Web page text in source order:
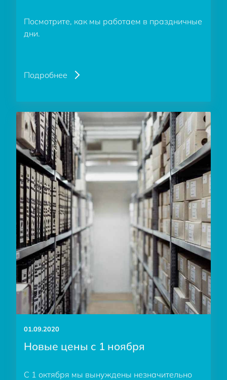
Посмотрите, как мы работаем в праздничные
дни.
Подробнее
01.09.2020
Новые цены с 1 ноября
С 1 октября мы вынуждены незначительно